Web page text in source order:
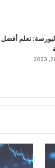
تعلم أفضل